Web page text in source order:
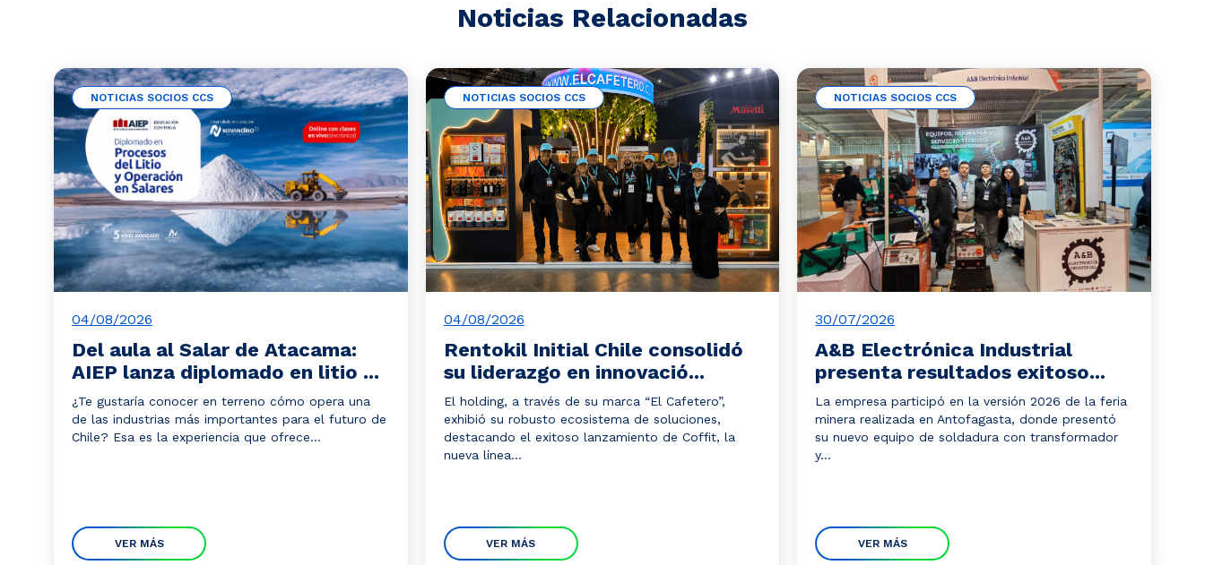
Noticias Relacionadas
NOTICIAS SOCIOS CCS
04/08/2026
Del aula al Salar de Atacama:
AIEP lanza diplomado en litio ...
¿Te gustaría conocer en terreno cómo opera una
de las industrias más importantes para el futuro de
Chile? Esa es la experiencia que ofrece...
VER MÁS
NOTICIAS SOCIOS CCS
04/08/2026
Rentokil Initial Chile consolidó
su liderazgo en innovació...
El holding, a través de su marca “El Cafetero”,
exhibió su robusto ecosistema de soluciones,
destacando el exitoso lanzamiento de Coffit, la
nueva línea...
VER MÁS
NOTICIAS SOCIOS CCS
30/07/2026
A&B Electrónica Industrial
presenta resultados exitoso...
La empresa participó en la versión 2026 de la feria
minera realizada en Antofagasta, donde presentó
su nuevo equipo de soldadura con transformador
y...
VER MÁS